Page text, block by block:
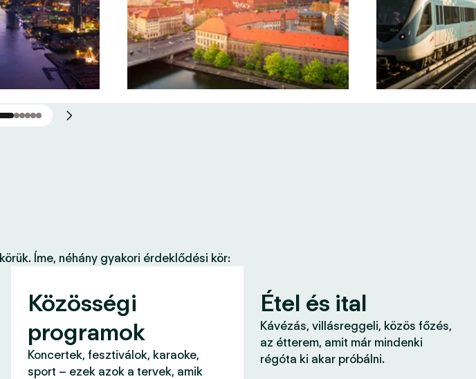
Íme, néhány gyakori érdeklődési kör:
Közösségi
programok
Koncertek, fesztiválok, karaoke,
sport – ezek azok a tervek, amik
Étel és ital
Kávézás, villásreggeli, közös főzés,
az étterem, amit már mindenki
régóta ki akar próbálni.